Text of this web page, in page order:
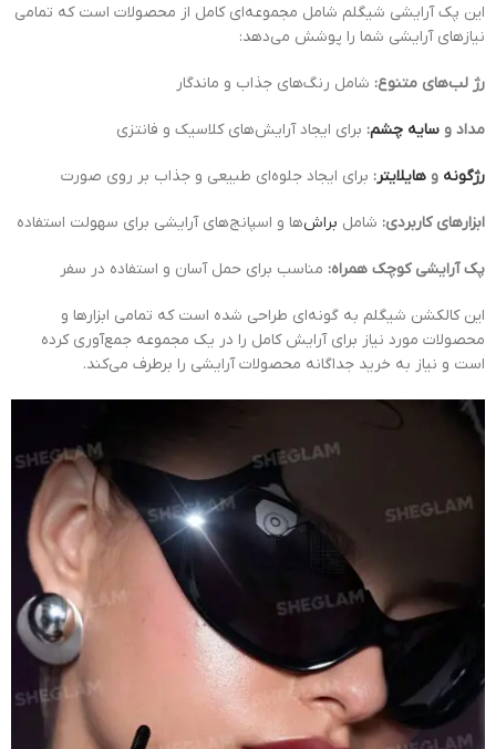
این پک آرایشی شیگلم شامل مجموعه‌ای کامل از محصولات است که تمامی
نیازهای آرایشی شما را پوشش می‌دهد:
رژ لب‌های متنوع: شامل رنگ‌های جذاب و ماندگار
مداد و سایه چشم: برای ایجاد آرایش‌های کلاسیک و فانتزی
رژگونه و هایلایتر: برای ایجاد جلوه‌ای طبیعی و جذاب بر روی صورت
ابزارهای کاربردی: شامل براش‌ها و اسپانج‌های آرایشی برای سهولت استفاده
پک آرایشی کوچک همراه: مناسب برای حمل آسان و استفاده در سفر
این کالکشن شیگلم به گونه‌ای طراحی شده است که تمامی ابزارها و
محصولات مورد نیاز برای آرایش کامل را در یک مجموعه جمع‌آوری کرده
است و نیاز به خرید جداگانه محصولات آرایشی را برطرف می‌کند.